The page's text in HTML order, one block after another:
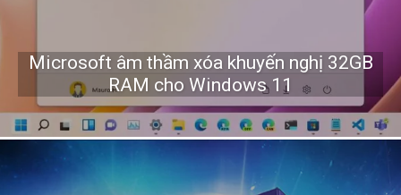
Microsoft âm thầm xóa khuyến nghị 32GB
RAM cho Windows 11